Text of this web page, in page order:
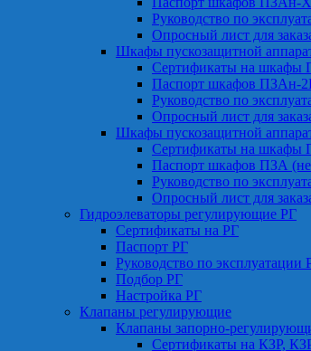
Руководство по
Опросный лист для
Шкафы пускозащитной
Сертификаты на шкафы
Паспорт шкафов ПЗАн-
Руководство по
Опросный лист для
Шкафы пускозащитной
Сертификаты на шкафы
Паспорт шкафов ПЗА
Руководство по
Опросный лист для
Гидроэлеваторы регулирующие РГ
Сертификаты на РГ
Паспорт РГ
Руководство по эксплуатации
Подбор РГ
Настройка РГ
Клапаны регулирующие
Клапаны запорно-
Сертификаты на КЗР,